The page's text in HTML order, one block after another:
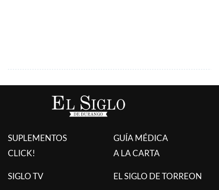
SUPLEMENTOS
CLICK!
GUÍA MÉDICA
A LA CARTA
SIGLO TV EL SIGLO DE TORREON